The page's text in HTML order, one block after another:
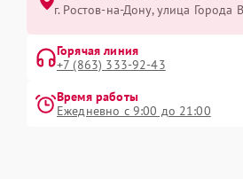
г. Ростов-на-Дону, улица Города
Горячая линия
+7 (863) 333-92-43
Время работы
Ежедневно с 9:00 до 21:00